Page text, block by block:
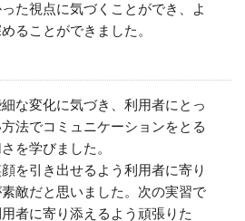
た視点に気づくことができ、よ
ることができました。
な変化に気づき、利用者にとっ
法でコミュニケーションをとる
を学びました。
を引き出せるよう利用者に寄り
敵だと思いました。次の実習で
者に寄り添えるよう頑張りた